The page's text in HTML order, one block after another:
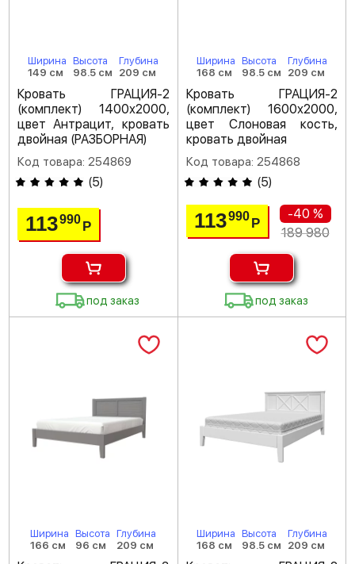
Ширина
149 см
Высота
98.5 см
Глубина
209 см
Кровать ГРАЦИЯ-2
(комплект) 1400х2000,
цвет Антрацит, кровать
двойная (РАЗБОРНАЯ)
Код товара: 254869
(5)
113990Р
под заказ
Ширина
168 см
Высота
98.5 см
Глубина
209 см
Кровать ГРАЦИЯ-2
(комплект) 1600х2000,
цвет Слоновая кость,
кровать двойная
Код товара: 254868
(5)
113990 Р
-40 %
189 980
под заказ
Ширина
166 см
Высота
96 см
Глубина
209 см
Ширина
168 см
Высота
98.5 см
Глубина
209 см